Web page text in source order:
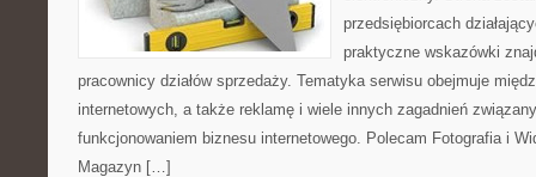
przedsiębiorcach
praktyczne wskazówki
pracownicy działów sprzedaży. Tematyka serwisu obejmuje
internetowych, a także reklamę i wiele innych zagadnień
funkcjonowaniem biznesu internetowego. Polecam Fotografia i
Magazyn […]